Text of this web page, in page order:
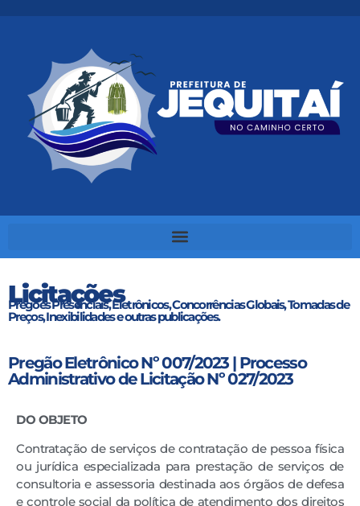
Licitações
Pregões Presenciais, Eletrônicos, Concorrências Globais, Tomadas de
Preços, Inexibilidades e outras publicações.
Pregão Eletrônico Nº 007/2023 | Processo
Administrativo de Licitação Nº 027/2023
DO OBJETO
Contratação de serviços de contratação de pessoa física
ou jurídica especializada para prestação de serviços de
consultoria e assessoria destinada aos órgãos de defesa
e controle social da política de atendimento dos direitos